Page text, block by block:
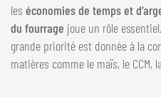
GÖWEIL BNL
NEDERLANDS
FRANÇAIS
les économies de temps et
du fourrage joue un rôle
grande priorité est donnée à la
matières comme le maïs, le CCM,